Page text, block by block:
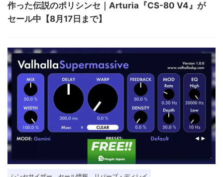
作った伝説のポリシンセ｜Arturia『CS-80 V4』が
セール中【8月17日まで】